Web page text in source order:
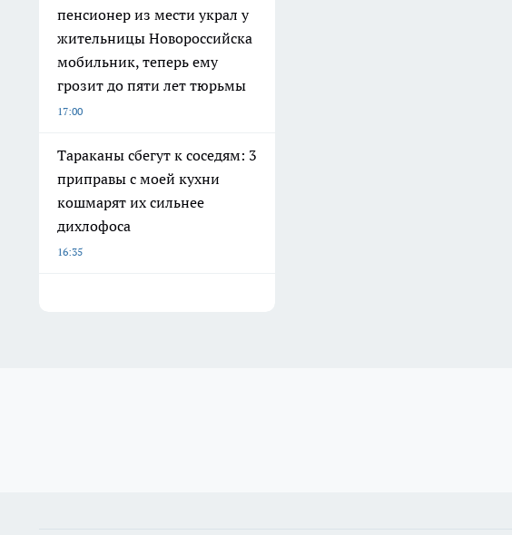
пенсионер из мести украл у
жительницы Новороссийска
мобильник, теперь ему
грозит до пяти лет тюрьмы
17:00
Тараканы сбегут к соседям: 3
приправы с моей кухни
кошмарят их сильнее
дихлофоса
16:35